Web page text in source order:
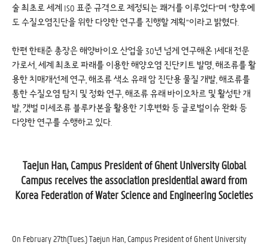
술 최초로 세계 ISO 표준 규격으로 제정되는 쾌거를 이루었다”며 “향후에
도 수질오염진단을 위한 다양한 연구를 진행할 계획”이라고 밝혔다.
한편 한태준 총장은 해양바이오 산업을 30년 넘게 연구해온 1세대 전문
가로서, 세계 최초로 파래를 이용한 해양오염 진단키트 발명, 해조류를 활
용한 치매개선제 연구, 해조류 색소 유래 암 진단용 물질 개발, 해조류를
통한 수질오염 탐지 및 정화 연구, 해조류 유래 바이오차르 및 활성탄 개
발, 갯벌 미세조류 블루카본을 활용한 기후변화 등 글로벌이슈 완화 등
다양한 연구를 수행하고 있다.
Taejun Han, Campus President of Ghent University Global
Campus receives the association presidential award from
Korea Federation of Water Science and Engineering Societies
On February 27th(Tues.) Taejun Han, Campus President of Ghent University